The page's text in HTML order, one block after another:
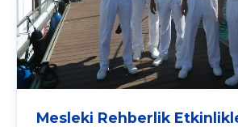
Mesleki Rehberlik